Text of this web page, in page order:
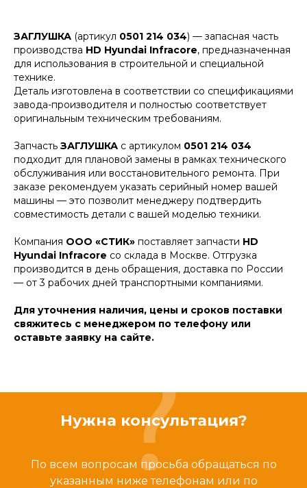
ЗАГЛУШКА (артикул 0501 214 034) — запасная часть
производства HD Hyundai Infracore, предназначенная
для использования в строительной и специальной
технике.
Деталь изготовлена в соответствии со спецификациями
завода-производителя и полностью соответствует
оригинальным техническим требованиям.
Запчасть ЗАГЛУШКА с артикулом 0501 214 034
подходит для плановой замены в рамках технического
обслуживания или восстановительного ремонта. При
заказе рекомендуем указать серийный номер вашей
машины — это позволит менеджеру подтвердить
совместимость детали с вашей моделью техники.
Компания ООО «СТИК» поставляет запчасти HD
Hyundai Infracore со склада в Москве. Отгрузка
производится в день обращения, доставка по России
— от 3 рабочих дней транспортными компаниями.
Для уточнения наличия, цены и сроков поставки
свяжитесь с менеджером по телефону или
оставьте заявку на сайте.
Нужна консультация?
По всем вопросам просьба обращаться по
указанным ниже телефонам или по